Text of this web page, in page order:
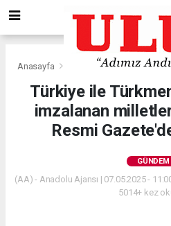
Anasayfa Gündem
Türkiye ile
imzalanan
Resmi
GÜNDEM
(AA) - Anadolu Ajansı | 07.05.2025 -
5014+ kez